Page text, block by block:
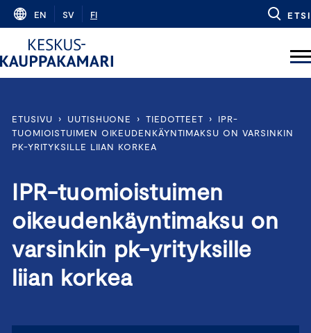
Skip
content
EN SV FI ETSI
ETUSIVU › UUTISHUONE › TIEDOTTEET ›
IPR-
TUOMIOISTUIMEN OIKEUDENKÄYNTIMAKSU ON VARSINKIN
PK-YRITYKSILLE LIIAN KORKEA
IPR-tuomioistuimen
oikeudenkäyntimaksu on
varsinkin pk-yrityksille
liian korkea